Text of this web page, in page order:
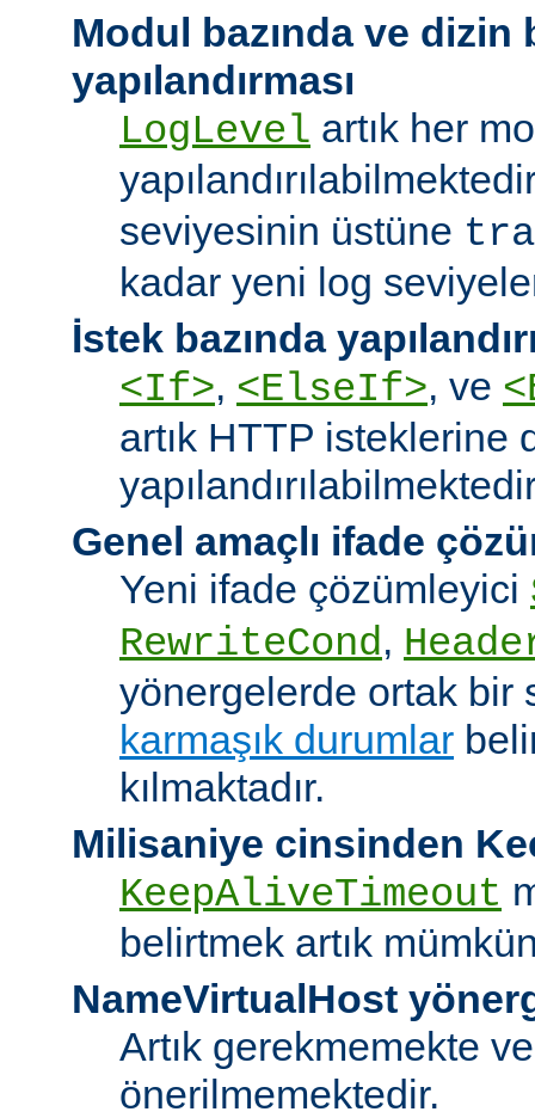
Modul bazında ve dizin
yapılandırması
LogLevel artık her
seviyesinin üstüne
kadar yeni log
İstek bazında
<If>, <ElseIf>, ve
artık HTTP isteklerine
Genel amaçlı ifade
Yeni ifade çözümleyici
RewriteCond,
yönergelerde ortak bir
karmaşık durumlar
kılmaktadır.
Milisaniye cinsinden
KeepAliveTimeout
belirtmek artık
NameVirtualHost
Artık gerekmemekte ve
önerilmemektedir.